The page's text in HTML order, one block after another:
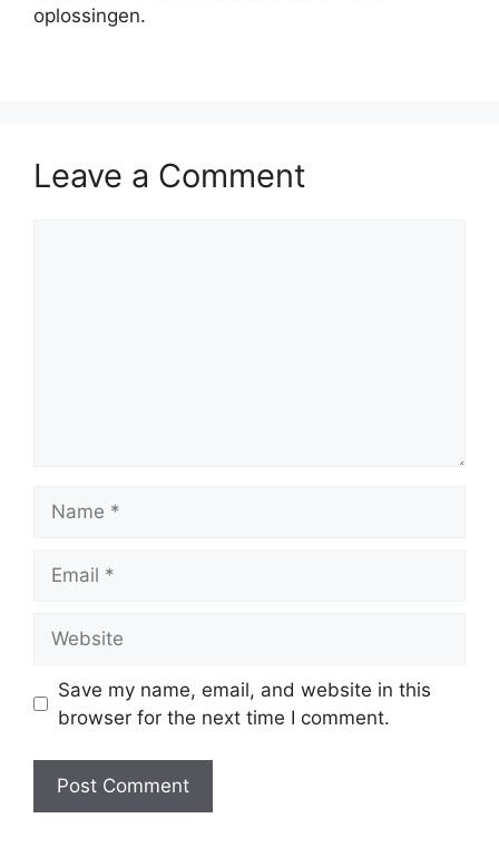
oplossingen.
Leave a Comment
Save my name, email, and website in this
browser for the next time I comment.